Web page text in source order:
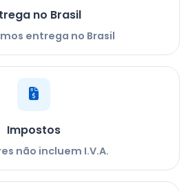
no Brasil
entrega no Brasil
Impostos
não incluem I.V.A.